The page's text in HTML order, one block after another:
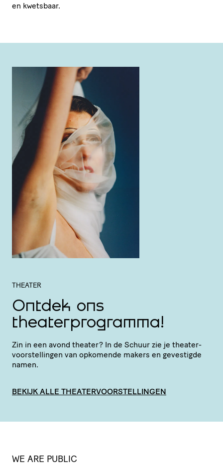
en kwetsbaar.
THEATER
Ontdek ons
theaterprogramma!
Zin in een avond theater? In de Schuur zie je thea­ter­
voor­stel­lingen van opkomende makers en gevestigde
namen.
BEKIJK ALLE THEATERVOORSTELLINGEN
WE ARE PUBLIC